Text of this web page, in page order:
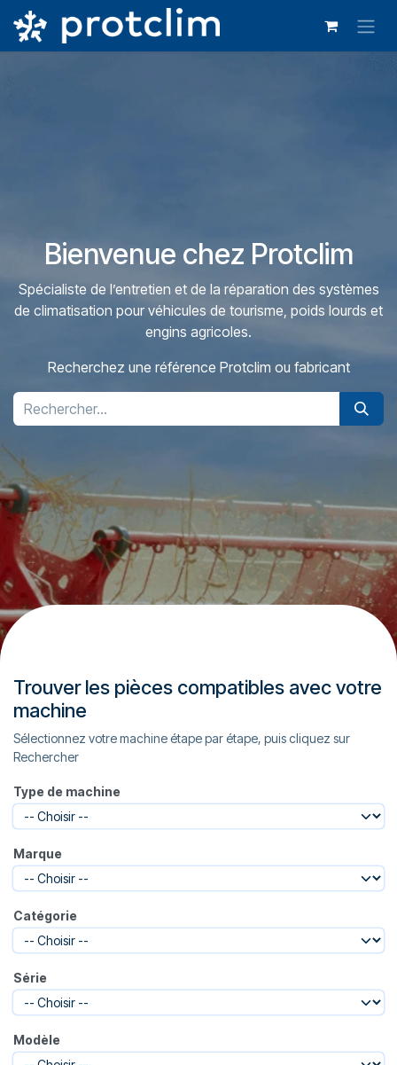
Se rendre au contenu
Bienvenue chez Protclim
Spécialiste de l’entretien et de la réparation des systèmes
de climatisation pour véhicules de tourisme, poids lourds et
engins agricoles.
Recherchez une référence Protclim ou fabricant
Trouver les pièces compatibles avec votre
machine
Sélectionnez votre machine étape par étape, puis cliquez sur
Rechercher
Type de machine
Marque
Catégorie
Série
Modèle